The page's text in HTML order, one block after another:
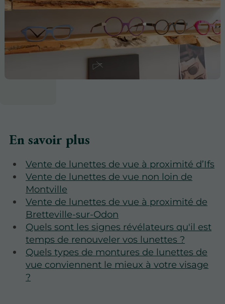
En savoir plus
Vente de lunettes de vue à proximité d’Ifs
Vente de lunettes de vue non loin de
Montville
Vente de lunettes de vue à proximité de
Bretteville-sur-Odon
Quels sont les signes révélateurs qu'il est
temps de renouveler vos lunettes ?
Quels types de montures de lunettes de
vue conviennent le mieux à votre visage
?